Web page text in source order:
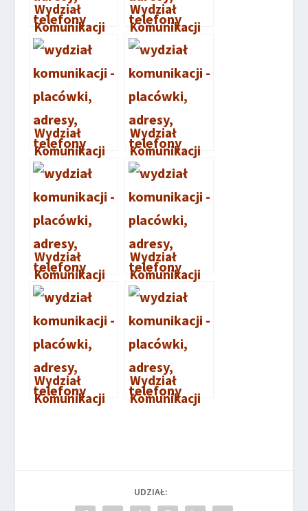
Wydział
Komunikacji
Września
Wydział
Komunikacji
Wągrowiec
Wydział
Komunikacji
Pleszew
Wydział
Komunikacji
Złotów
Wydział
Komunikacji
Czarnków
Wydział
Komunikacji
Konin
Wydział
Komunikacji
Wydział
Komunikacji
UDZIAŁ: